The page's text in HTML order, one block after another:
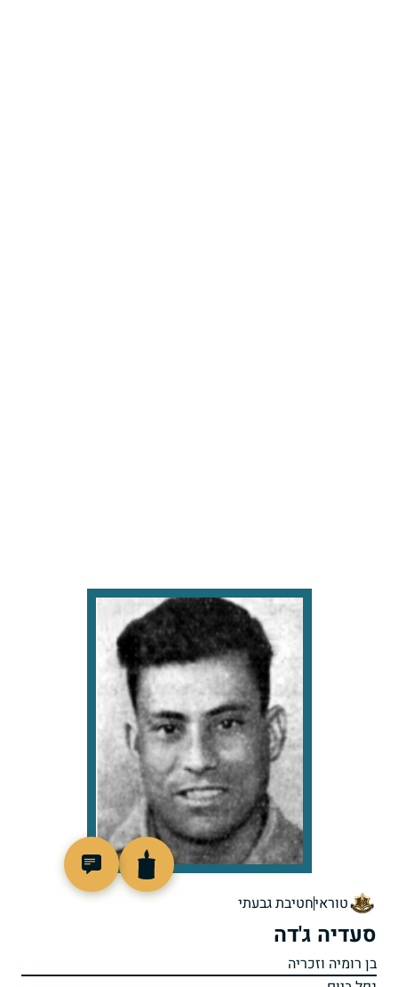
טוראיחטיבת גבעתי
סעדיה ג'דה
בן רומיה וזכריה